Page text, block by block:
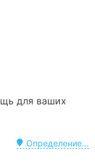
для ваших
Определение...